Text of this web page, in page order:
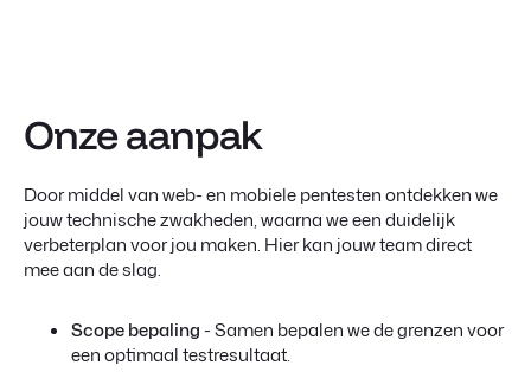
Onze aanpak
Door middel van web- en mobiele pentesten ontdekken we
jouw technische zwakheden, waarna we een duidelijk
verbeterplan voor jou maken. Hier kan jouw team direct
mee aan de slag.
Scope bepaling- Samen bepalen we de grenzen voor
een optimaal testresultaat.